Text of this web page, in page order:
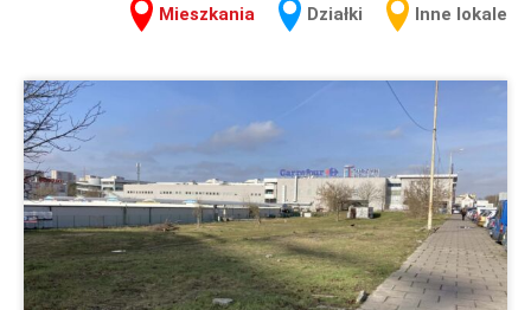
Mieszkania Działki Inne lokale